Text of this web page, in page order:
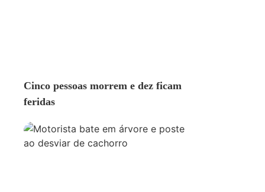
Cinco pessoas morrem e dez ficam
feridas